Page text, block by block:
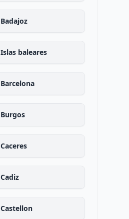
Badajoz
Islas baleares
Barcelona
Burgos
Caceres
Cadiz
Castellon